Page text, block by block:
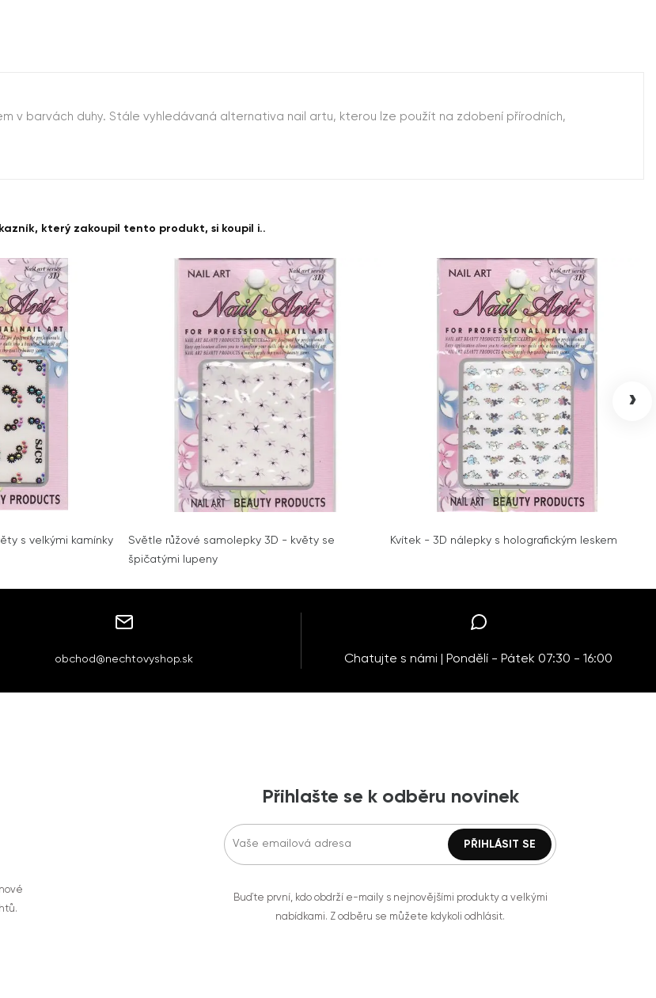
v barvách duhy. Stále vyhledávaná alternativa nail artu, kterou lze použít na zdobení přírodních,
který zakoupil tento produkt, si koupil i..
s velkými kamínky
Světle růžové samolepky 3D - květy se
špičatými lupeny
Kvítek - 3D nálepky s holografickým leskem
›
obchod@nechtovyshop.sk Chatujte s námi | Pondělí - Pátek 07:30 - 16:00
Přihlašte se k odběru novinek
Buďte první, kdo obdrží e-maily s nejnovějšími produkty a velkými
nabídkami. Z odběru se můžete kdykoli odhlásit.